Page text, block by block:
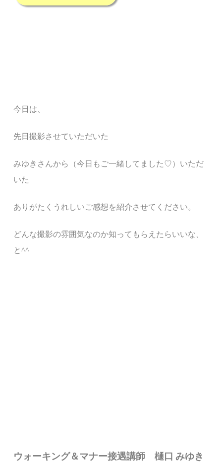
今日は、
先日撮影させていただいた
みゆきさんから（今日もご一緒してました♡）いただ
いた
ありがたくうれしいご感想を紹介させてください。
どんな撮影の雰囲気なのか知ってもらえたらいいな、
と^^
ウォーキング＆マナー接遇講師 樋口 みゆき